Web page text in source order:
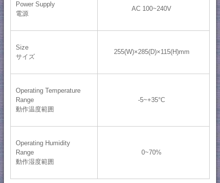
Power Supply
電源
AC 100~240V
Size
サイズ
255(W)×285(D)×115(H)mm
Operating Temperature
Range
動作温度範囲
-5~+35°C
Operating Humidity
Range
動作湿度範囲
0~70%